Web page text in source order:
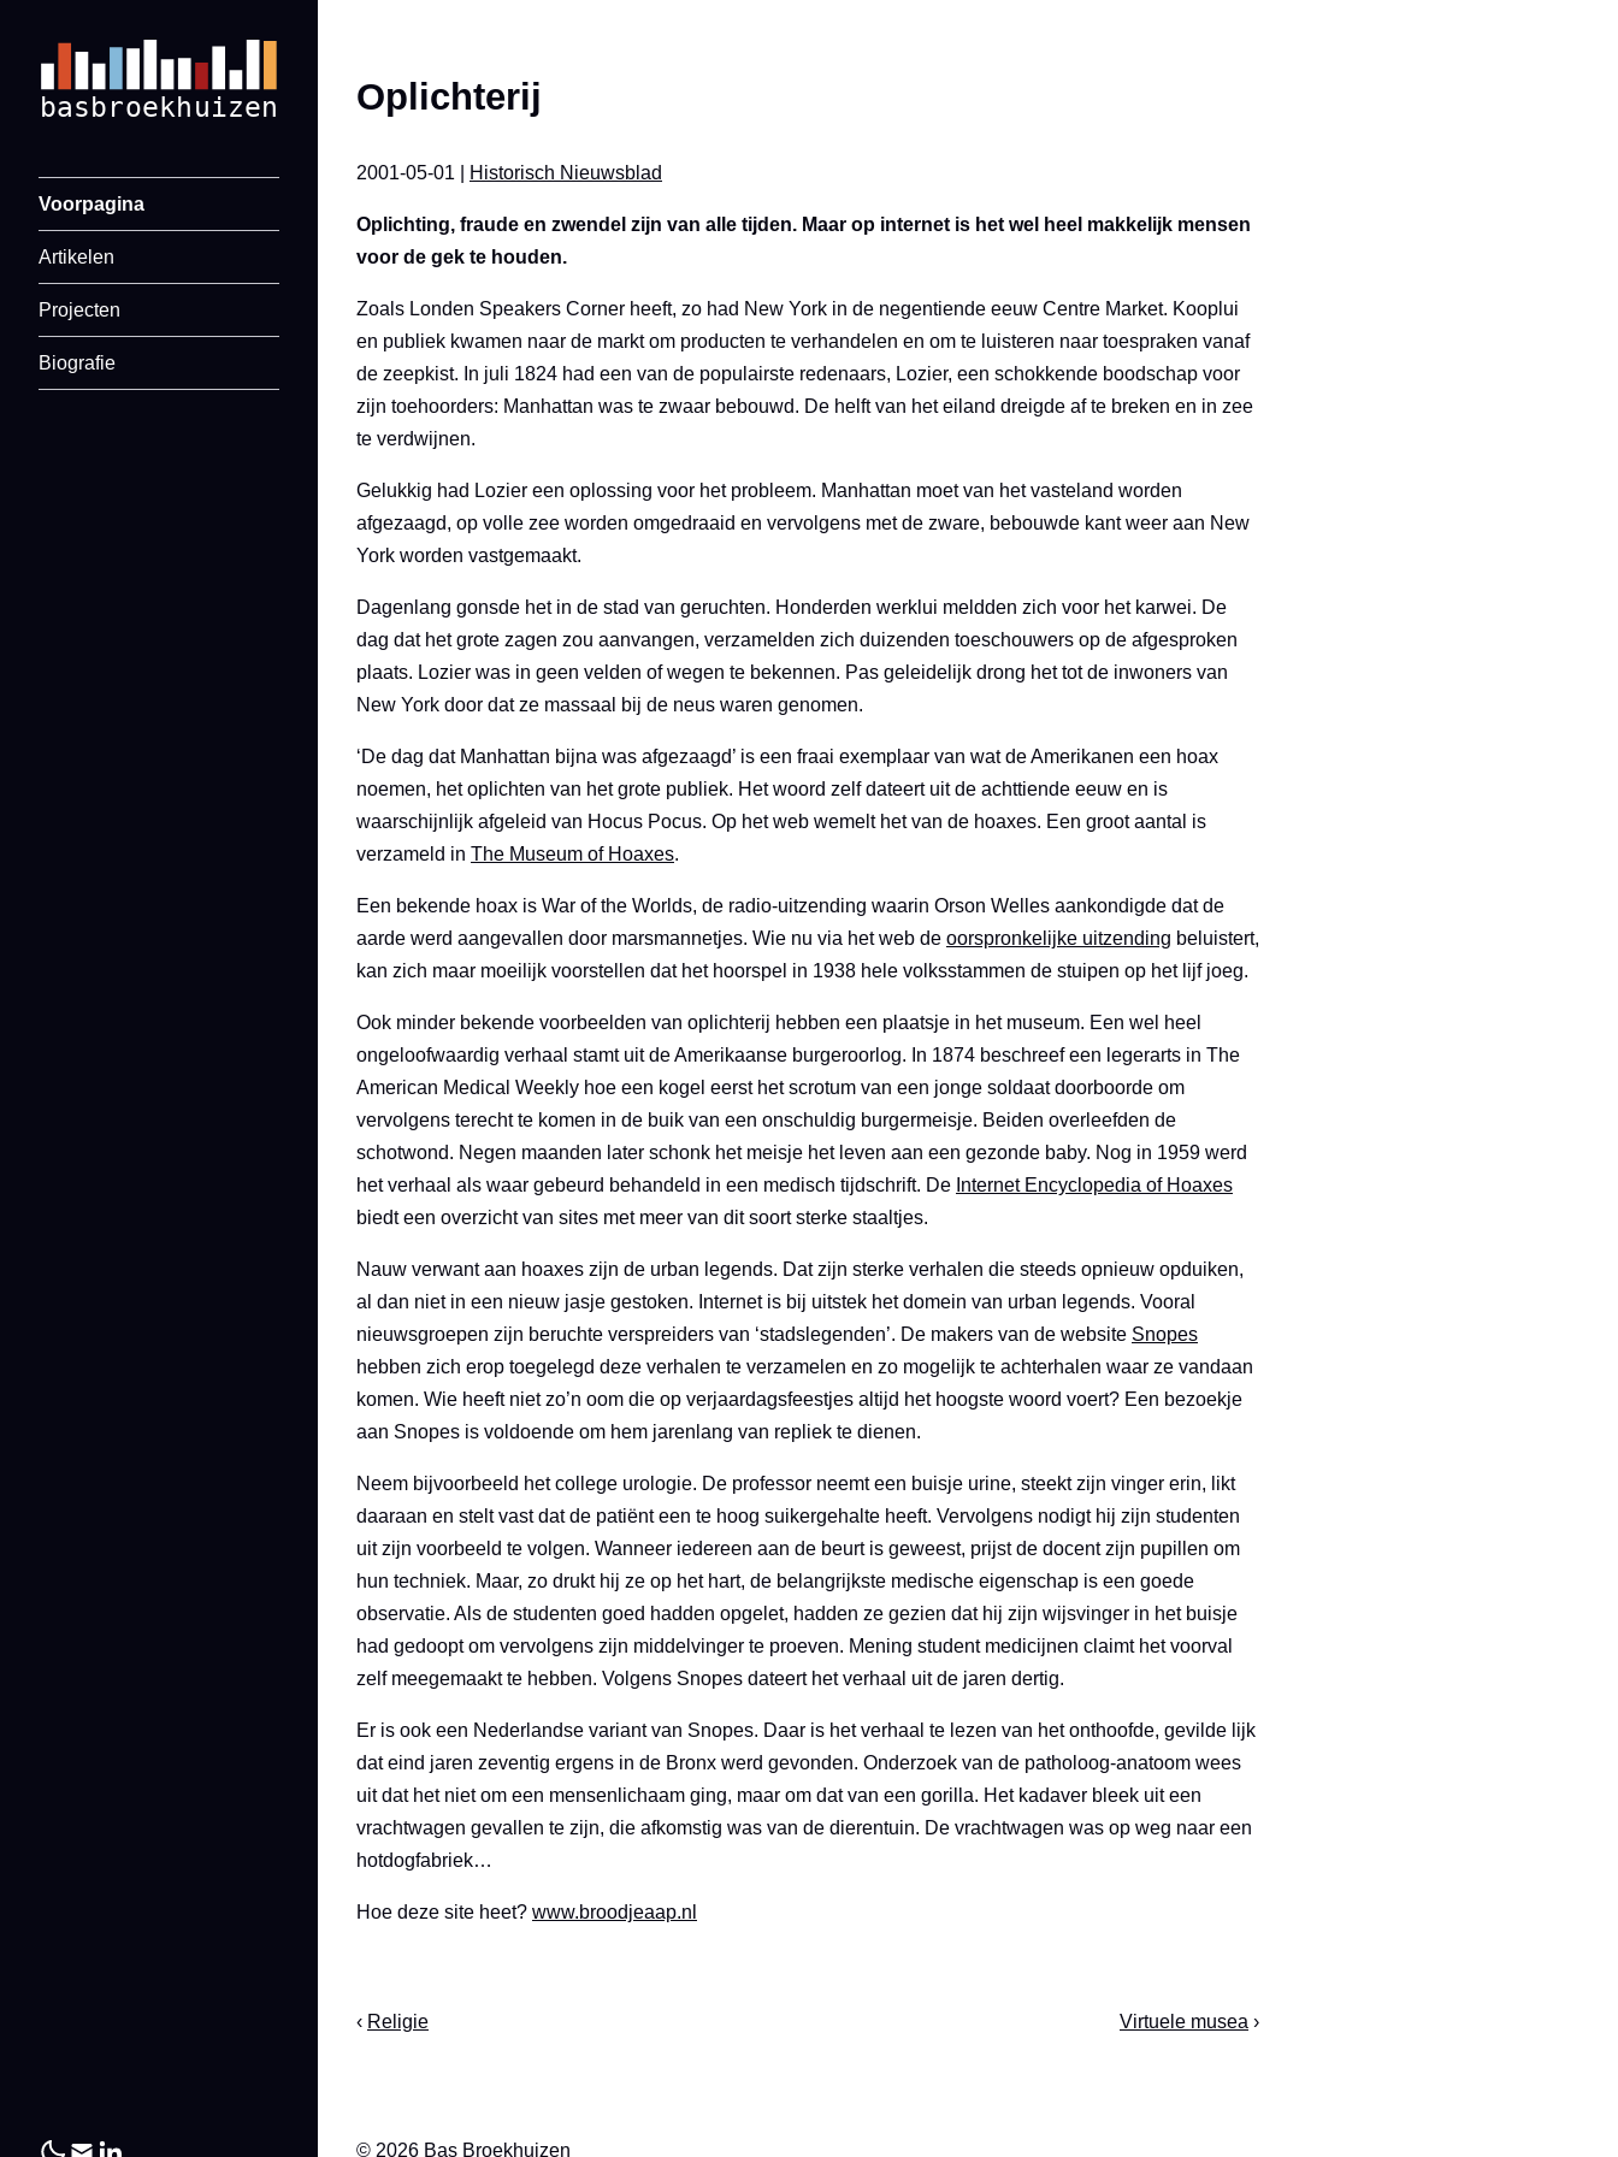
Voorpagina
Artikelen
Projecten
Biografie
Oplichterij
2001-05-01 | Historisch Nieuwsblad
Oplichting, fraude en zwendel zijn van alle tijden. Maar op internet is het wel heel makkelijk mensen
voor de gek te houden.
Zoals Londen Speakers Corner heeft, zo had New York in de negentiende eeuw Centre Market. Kooplui
en publiek kwamen naar de markt om producten te verhandelen en om te luisteren naar toespraken vanaf
de zeepkist. In juli 1824 had een van de populairste redenaars, Lozier, een schokkende boodschap voor
zijn toehoorders: Manhattan was te zwaar bebouwd. De helft van het eiland dreigde af te breken en in zee
te verdwijnen.
Gelukkig had Lozier een oplossing voor het probleem. Manhattan moet van het vasteland worden
afgezaagd, op volle zee worden omgedraaid en vervolgens met de zware, bebouwde kant weer aan New
York worden vastgemaakt.
Dagenlang gonsde het in de stad van geruchten. Honderden werklui meldden zich voor het karwei. De
dag dat het grote zagen zou aanvangen, verzamelden zich duizenden toeschouwers op de afgesproken
plaats. Lozier was in geen velden of wegen te bekennen. Pas geleidelijk drong het tot de inwoners van
New York door dat ze massaal bij de neus waren genomen.
‘De dag dat Manhattan bijna was afgezaagd’ is een fraai exemplaar van wat de Amerikanen een hoax
noemen, het oplichten van het grote publiek. Het woord zelf dateert uit de achttiende eeuw en is
waarschijnlijk afgeleid van Hocus Pocus. Op het web wemelt het van de hoaxes. Een groot aantal is
verzameld in The Museum of Hoaxes.
Een bekende hoax is War of the Worlds, de radio-uitzending waarin Orson Welles aankondigde dat de
aarde werd aangevallen door marsmannetjes. Wie nu via het web de oorspronkelijke uitzending beluistert,
kan zich maar moeilijk voorstellen dat het hoorspel in 1938 hele volksstammen de stuipen op het lijf joeg.
Ook minder bekende voorbeelden van oplichterij hebben een plaatsje in het museum. Een wel heel
ongeloofwaardig verhaal stamt uit de Amerikaanse burgeroorlog. In 1874 beschreef een legerarts in The
American Medical Weekly hoe een kogel eerst het scrotum van een jonge soldaat doorboorde om
vervolgens terecht te komen in de buik van een onschuldig burgermeisje. Beiden overleefden de
schotwond. Negen maanden later schonk het meisje het leven aan een gezonde baby. Nog in 1959 werd
het verhaal als waar gebeurd behandeld in een medisch tijdschrift. De Internet Encyclopedia of Hoaxes
biedt een overzicht van sites met meer van dit soort sterke staaltjes.
Nauw verwant aan hoaxes zijn de urban legends. Dat zijn sterke verhalen die steeds opnieuw opduiken,
al dan niet in een nieuw jasje gestoken. Internet is bij uitstek het domein van urban legends. Vooral
nieuwsgroepen zijn beruchte verspreiders van ‘stadslegenden’. De makers van de website Snopes
hebben zich erop toegelegd deze verhalen te verzamelen en zo mogelijk te achterhalen waar ze vandaan
komen. Wie heeft niet zo’n oom die op verjaardagsfeestjes altijd het hoogste woord voert? Een bezoekje
aan Snopes is voldoende om hem jarenlang van repliek te dienen.
Neem bijvoorbeeld het college urologie. De professor neemt een buisje urine, steekt zijn vinger erin, likt
daaraan en stelt vast dat de patiënt een te hoog suikergehalte heeft. Vervolgens nodigt hij zijn studenten
uit zijn voorbeeld te volgen. Wanneer iedereen aan de beurt is geweest, prijst de docent zijn pupillen om
hun techniek. Maar, zo drukt hij ze op het hart, de belangrijkste medische eigenschap is een goede
observatie. Als de studenten goed hadden opgelet, hadden ze gezien dat hij zijn wijsvinger in het buisje
had gedoopt om vervolgens zijn middelvinger te proeven. Mening student medicijnen claimt het voorval
zelf meegemaakt te hebben. Volgens Snopes dateert het verhaal uit de jaren dertig.
Er is ook een Nederlandse variant van Snopes. Daar is het verhaal te lezen van het onthoofde, gevilde lijk
dat eind jaren zeventig ergens in de Bronx werd gevonden. Onderzoek van de patholoog-anatoom wees
uit dat het niet om een mensenlichaam ging, maar om dat van een gorilla. Het kadaver bleek uit een
vrachtwagen gevallen te zijn, die afkomstig was van de dierentuin. De vrachtwagen was op weg naar een
hotdogfabriek…
Hoe deze site heet? www.broodjeaap.nl
‹ Religie Virtuele musea ›
© 2026 Bas Broekhuizen